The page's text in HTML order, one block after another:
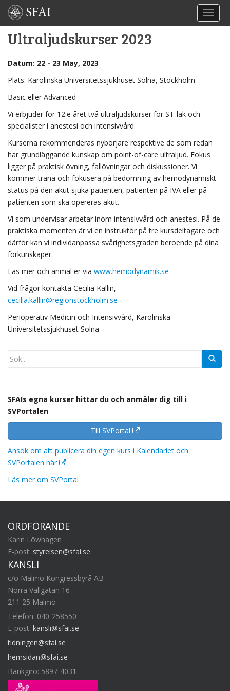
SFAI
Ultraljudskurser 2023
Datum: 22 - 23 May, 2023
Plats: Karolinska Universitetssjukhuset Solna, Stockholm
Basic eller Advanced
Vi erbjuder för 12:e året två ultraljudskurser för ST-läk och
specialister i anestesi och intensivvård.
Kurserna rekommenderas nybörjare respektive de som redan
har grundläggande kunskap om point-of-care ultraljud. Fokus
ligger på praktisk övning, fallövningar och diskussioner. Vi
kommer träna och fokusera på bedömning av hemodynamiskt
status på den akut sjuka patienten, patienten på IVA eller på
patienten som ska opereras akut.
Vi som undervisar arbetar inom intensivvård och anestesi. På de
praktiska momenten är vi en instruktör på tre kursdeltagare och
därför kan vi individanpassa svårighetsgraden beroende på dina
förkunskaper.
Läs mer och anmäl er via www.hemodynamik.se
Vid frågor kontakta Cecilia Kallin,
cecilia.kallin@regionstockholm.se
Perioperativ Medicin och Intensivvård, Karolinska
Universitetssjukhuset Solna
SFAIs egna kurser hittar du och anmäler dig till i
SVPortalen
Till SVPortal
Ansök om att publicera din egen kurs i Kalendariet och
SVPortalen här
Läs mer om SVPortal
ORDFÖRANDE
Karin Löwhagen
E-post: styrelsen@sfai.se
KANSLI
c/o Malmö Kongressbyrå AB
Norra Vallgatan 16
211 25 Malmö
Telefon: 040-258550
E-post: kansli@sfai.se
tidningen@sfai.se
hemsidan@sfai.se
Bankgiro: 5897-4031